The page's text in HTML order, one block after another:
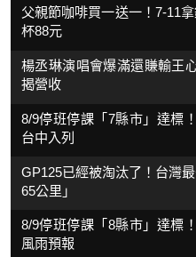
父親節咖啡買一送一！7-11
杯88元
楊丞琳演唱會爆滿還賺輸王
揭營收
8/9停班停課「7縣市」達標
台中入列
GP125已經被淘汰了！台灣
65公里」
8/9停班停課「8縣市」達標
風雨預報